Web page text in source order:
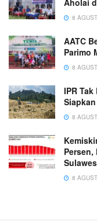
8
AATC
Parimo
8
IPR
8
8